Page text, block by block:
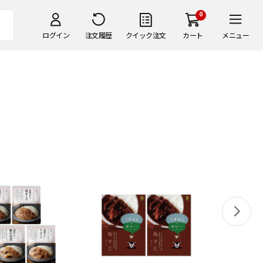
ログイン 注文履歴 クイック注文
0
カート メニュー